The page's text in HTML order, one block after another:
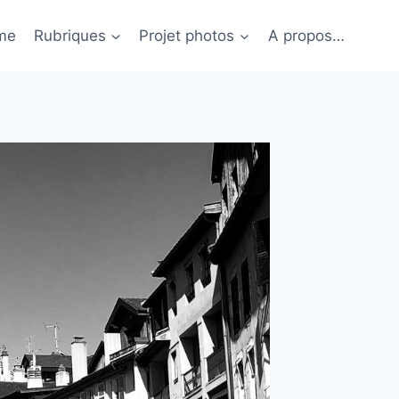
Rubriques Projet photos A propos…